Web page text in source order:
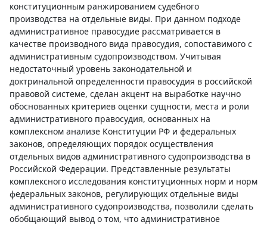
конституционным ранжированием судебного
производства на отдельные виды. При данном подходе
административное правосудие рассматривается в
качестве производного вида правосудия, сопоставимого с
административным судопроизводством. Учитывая
недостаточный уровень законодательной и
доктринальной определенности правосудия в российской
правовой системе, сделан акцент на выработке научно
обоснованных критериев оценки сущности, места и роли
административного правосудия, основанных на
комплексном анализе Конституции РФ и федеральных
законов, определяющих порядок осуществления
отдельных видов административного судопроизводства в
Российской Федерации. Представленные результаты
комплексного исследования конституционных норм и норм
федеральных законов, регулирующих отдельные виды
административного судопроизводства, позволили сделать
обобщающий вывод о том, что административное